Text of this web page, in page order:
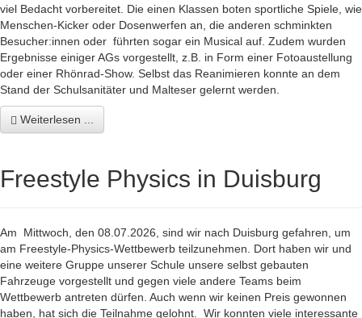
viel Bedacht vorbereitet. Die einen Klassen boten sportliche Spiele, wie
Menschen-Kicker oder Dosenwerfen an, die anderen schminkten
Besucher:innen oder führten sogar ein Musical auf. Zudem wurden
Ergebnisse einiger AGs vorgestellt, z.B. in Form einer Fotoaustellung
oder einer Rhönrad-Show. Selbst das Reanimieren konnte an dem
Stand der Schulsanitäter und Malteser gelernt werden.
Weiterlesen ...
Freestyle Physics in Duisburg
Am Mittwoch, den 08.07.2026, sind wir nach Duisburg gefahren, um
am Freestyle-Physics-Wettbewerb teilzunehmen. Dort haben wir und
eine weitere Gruppe unserer Schule unsere selbst gebauten
Fahrzeuge vorgestellt und gegen viele andere Teams beim
Wettbewerb antreten dürfen. Auch wenn wir keinen Preis gewonnen
haben, hat sich die Teilnahme gelohnt. Wir konnten viele interessante